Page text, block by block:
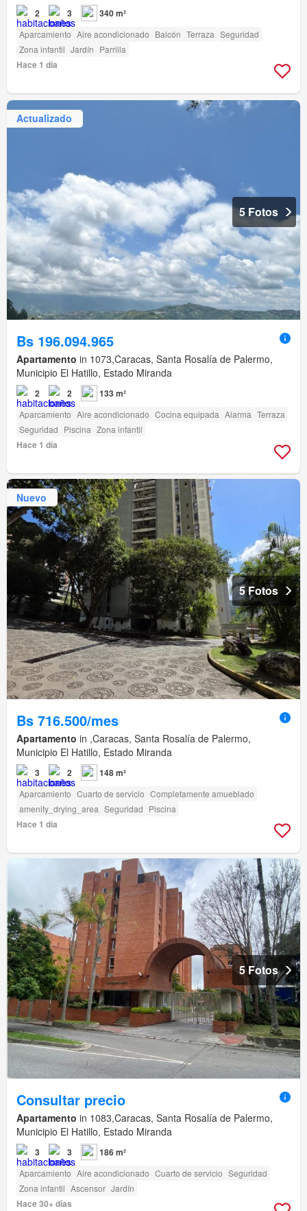
2 3 340 m²
Aparcamiento Aire acondicionado Balcón Terraza Seguridad
Zona infantil Jardín Parrilla
Hace 1 día
Actualizado
5 Fotos
Bs 196.094.965
Apartamento in 1073,Caracas, Santa Rosalía de Palermo,
Municipio El Hatillo, Estado Miranda
2 2 133 m²
Aparcamiento Aire acondicionado Cocina equipada Alarma Terraza
Seguridad Piscina Zona infantil
Hace 1 día
Nuevo
5 Fotos
Bs 716.500/mes
Apartamento in ,Caracas, Santa Rosalía de Palermo,
Municipio El Hatillo, Estado Miranda
3 2 148 m²
Aparcamiento Cuarto de servicio Completamente amueblado
amenity_drying_area Seguridad Piscina
Hace 1 día
5 Fotos
Consultar precio
Apartamento in 1083,Caracas, Santa Rosalía de Palermo,
Municipio El Hatillo, Estado Miranda
3 3 186 m²
Aparcamiento Aire acondicionado Cuarto de servicio Seguridad
Zona infantil Ascensor Jardín
Hace 30+ días